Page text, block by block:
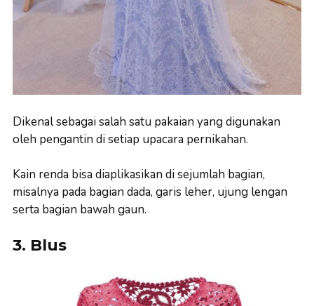
Dikenal sebagai salah satu pakaian yang digunakan
oleh pengantin di setiap upacara pernikahan.
Kain renda bisa diaplikasikan di sejumlah bagian,
misalnya pada bagian dada, garis leher, ujung lengan
serta bagian bawah gaun.
3. Blus